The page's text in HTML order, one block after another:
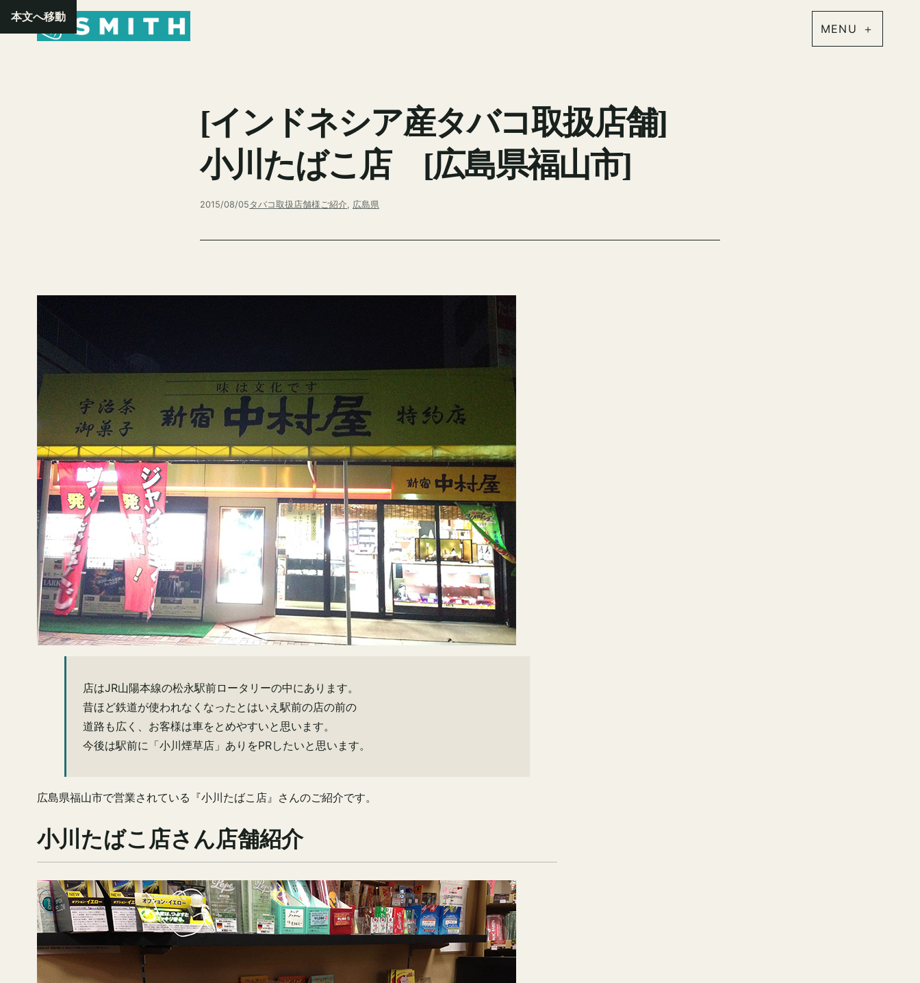
本文へ移動
[インドネシア産タバコ取扱店舗]
小川たばこ店 [広島県福山市]
2015/08/05 タバコ取扱店舗様ご紹介, 広島県
店はJR山陽本線の松永駅前ロータリーの中にあります。
昔ほど鉄道が使われなくなったとはいえ駅前の店の前の
道路も広く、お客様は車をとめやすいと思います。
今後は駅前に「小川煙草店」ありをPRしたいと思います。
広島県福山市で営業されている『小川たばこ店』さんのご紹介です。
小川たばこ店さん店舗紹介